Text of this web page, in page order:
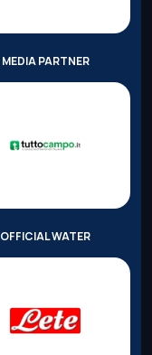
MEDIA PARTNER
OFFICIAL WATER